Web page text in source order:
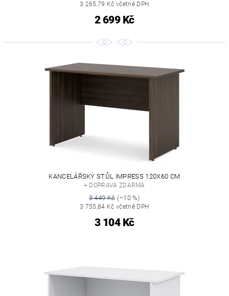
3 265,79 Kč včetně DPH
2 699 Kč
KANCELÁŘSKÝ STŮL IMPRESS 120X60 CM
+ DOPRAVA ZDARMA
3 449 Kč(–10 %)
3 755,84 Kč včetně DPH
3 104 Kč